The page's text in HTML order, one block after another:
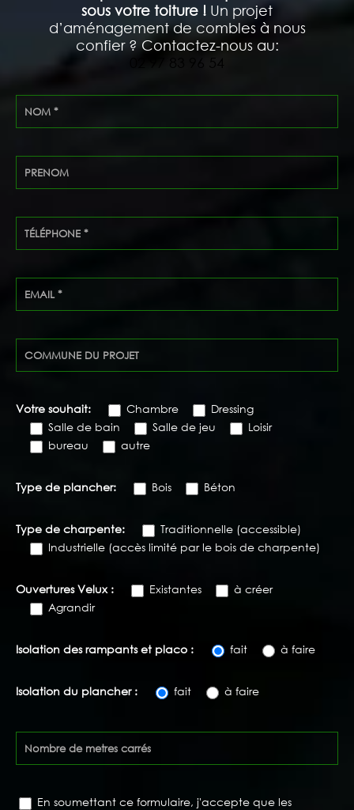
sous votre toiture ! Un projet
d’aménagement de combles à nous
confier ? Contactez-nous au:
Votre souhait: Chambre
Dressing
Salle de bain
Salle de jeu
Loisir
bureau
autre
Type de plancher: Bois Béton
Type de charpente:
Traditionnelle (accessible)
Industrielle (accès limité par le bois de charpente)
Ouvertures Velux : Existantes
à créer
Agrandir
Isolation des rampants et placo : fait à faire
Isolation du plancher : fait à faire
En soumettant ce formulaire, j'accepte que les